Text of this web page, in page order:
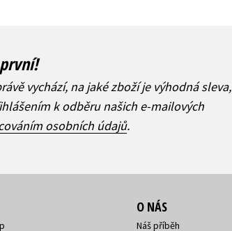
vychází, na jaké zboží je výhodná sleva,
k odběru našich e-mailových
osobních údajů.
O NÁS
Náš příběh